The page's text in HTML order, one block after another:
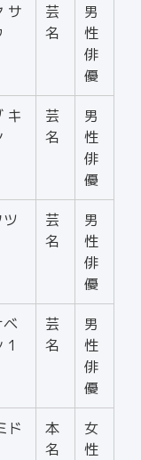
サ
芸
名
男
性
俳
優
キ
芸
名
男
性
俳
優
芸
名
男
性
俳
優
1
芸
名
男
性
俳
優
ド
本
名
女
性